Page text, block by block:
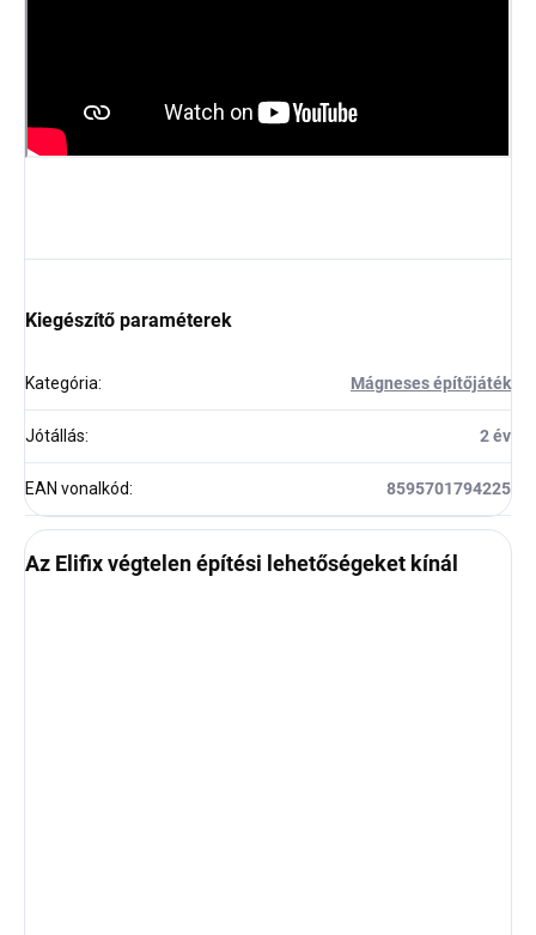
Kiegészítő paraméterek
Kategória: Mágneses építőjáték
Jótállás: 2 év
EAN vonalkód: 8595701794225
Az Elifix végtelen építési lehetőségeket kínál